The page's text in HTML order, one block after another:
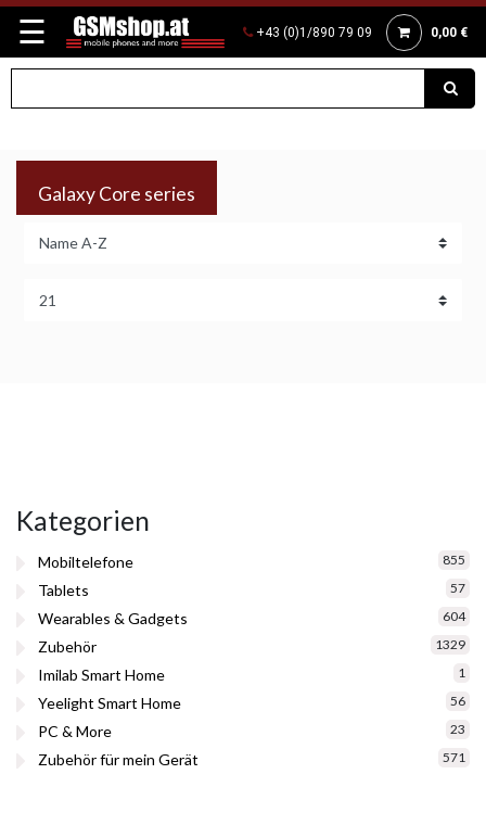
☰ +43 (0)1/890 79 09 0,00 €
Galaxy Core series
Kategorien
Mobiltelefone 855
Tablets 57
Wearables & Gadgets 604
Zubehör 1329
Imilab Smart Home 1
Yeelight Smart Home 56
PC & More 23
Zubehör für mein Gerät 571